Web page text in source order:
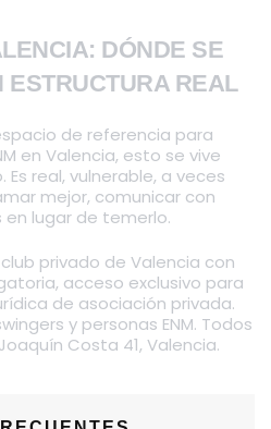
DÓNDE SE
ESTRUCTURA REAL
espacio de referencia para
en Valencia, esto se vive
real, vulnerable, a veces
mejor, comunicar con
en lugar de temerlo.
club privado de Valencia con
acceso exclusivo para
de asociación privada.
y personas ENM. Todos
Costa 41, Valencia.